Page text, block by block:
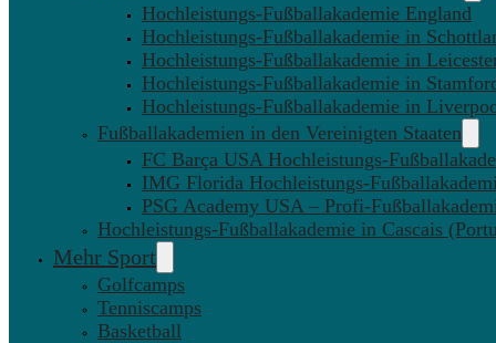
Hochleistungs-Fußballakademie England
Hochleistungs-Fußballakademie in
Hochleistungs-Fußballakademie in
Hochleistungs-Fußballakademie in
Hochleistungs-Fußballakademie in
Fußballakademien in den Vereinigten Staaten
FC Barça USA Hochleistungs-
IMG Florida Hochleistungs-
PSG Academy USA – Profi-
Hochleistungs-Fußballakademie in Cascais
Mehr Sport
Golfcamps
Tenniscamps
Basketball